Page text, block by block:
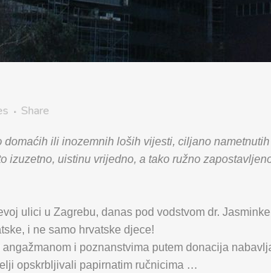
Share
ili inozemnih loših vijesti, ciljano
izuzetno, uistinu vrijedno, a tako ružno
ulici u Zagrebu, danas pod vodstvom dr.
i ne samo hrvatske djece!
i poznanstvima putem donacija
opskrbljivali papirnatim ručnicima …